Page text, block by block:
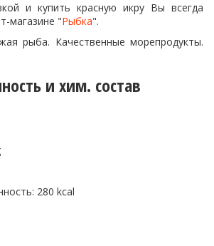
и купить красную икру Вы всегда
магазине "Рыбка".
рыба. Качественные морепродукты.
и хим. состав
280 kcal